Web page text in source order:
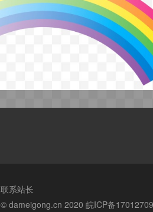
联系站长
© dameigong.cn 2020 皖ICP备